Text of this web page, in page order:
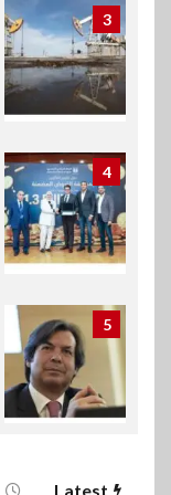
3
4
5
Latest